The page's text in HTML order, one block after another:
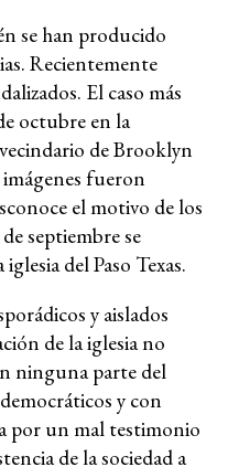
se han producido
Recientemente
El caso más
octubre en la
de Brooklyn
fueron
el motivo de los
septiembre se
del Paso Texas.
y aislados
de la iglesia no
ninguna parte del
y con
por un mal testimonio
de la sociedad a